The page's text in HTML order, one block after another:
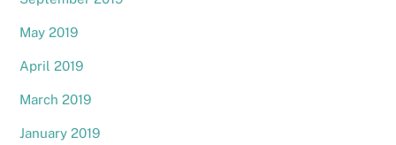
May 2019
April 2019
March 2019
January 2019